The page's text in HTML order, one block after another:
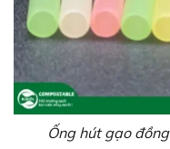
Ống hút gạo